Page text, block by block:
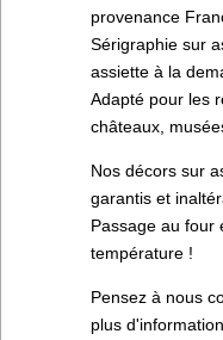
provenance
Sérigraphie sur
assiette à la
Adapté pour les
châteaux,
Nos décors sur
garantis et
Passage au four
température !
Pensez à nous
plus